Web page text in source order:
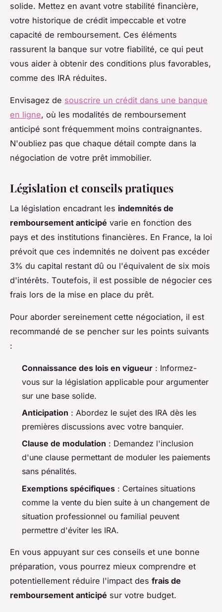
solide. Mettez en avant votre stabilité financière,
votre historique de crédit impeccable et votre
capacité de remboursement. Ces éléments
rassurent la banque sur votre fiabilité, ce qui peut
vous aider à obtenir des conditions plus favorables,
comme des IRA réduites.
Envisagez de souscrire un crédit dans une banque
en ligne, où les modalités de remboursement
anticipé sont fréquemment moins contraignantes.
N'oubliez pas que chaque détail compte dans la
négociation de votre prêt immobilier.
Législation et conseils pratiques
La législation encadrant les indemnités de
remboursement anticipé varie en fonction des
pays et des institutions financières. En France, la loi
prévoit que ces indemnités ne doivent pas excéder
3% du capital restant dû ou l'équivalent de six mois
d'intérêts. Toutefois, il est possible de négocier ces
frais lors de la mise en place du prêt.
Pour aborder sereinement cette négociation, il est
recommandé de se pencher sur les points suivants
:
Connaissance des lois en vigueur : Informez-
vous sur la législation applicable pour argumenter
sur une base solide.
Anticipation : Abordez le sujet des IRA dès les
premières discussions avec votre banquier.
Clause de modulation : Demandez l'inclusion
d'une clause permettant de moduler les paiements
sans pénalités.
Exemptions spécifiques : Certaines situations
comme la vente du bien suite à un changement de
situation professionnel ou familial peuvent
permettre d'éviter les IRA.
En vous appuyant sur ces conseils et une bonne
préparation, vous pourrez mieux comprendre et
potentiellement réduire l'impact des frais de
remboursement anticipé sur votre budget.